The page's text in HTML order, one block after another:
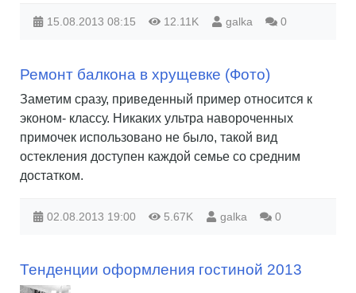
15.08.2013 08:15 12.11K galka 0
Ремонт балкона в хрущевке (Фото)
Заметим сразу, приведенный пример относится к
эконом- классу. Никаких ультра навороченных
примочек использовано не было, такой вид
остекления доступен каждой семье со средним
достатком.
02.08.2013 19:00 5.67K galka 0
Тенденции оформления гостиной 2013